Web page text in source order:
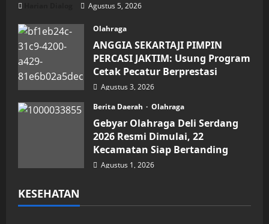
Agustus 5, 2026
Olahraga
ANGGIA SEKARTAJI PIMPIN
PERCASI JAKTIM: Usung Program
Cetak Pecatur Berprestasi
Agustus 3, 2026
Berita Daerah
Olahraga
Gebyar Olahraga Deli Serdang
2026 Resmi Dimulai, 22
Kecamatan Siap Bertanding
Agustus 1, 2026
KESEHATAN
Kesehatan